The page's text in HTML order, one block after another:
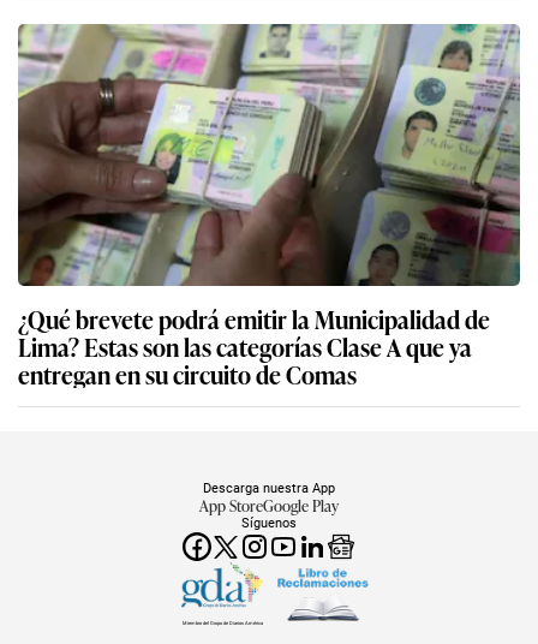
¿Qué brevete podrá emitir la Municipalidad de
Lima? Estas son las categorías Clase A que ya
entregan en su circuito de Comas
Síguenos
Descarga nuestra App
App StoreGoogle Play
Miembro del Grupo de Diarios América